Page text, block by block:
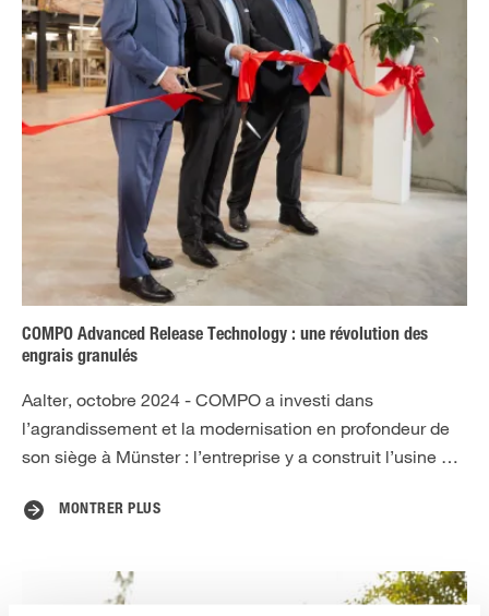
COMPO Advanced Release Technology : une révolution des
engrais granulés
Aalter, octobre 2024 - COMPO a investi dans
l’agrandissement et la modernisation en profondeur de
son siège à Münster : l’entreprise y a construit l’usine …
MONTRER PLUS